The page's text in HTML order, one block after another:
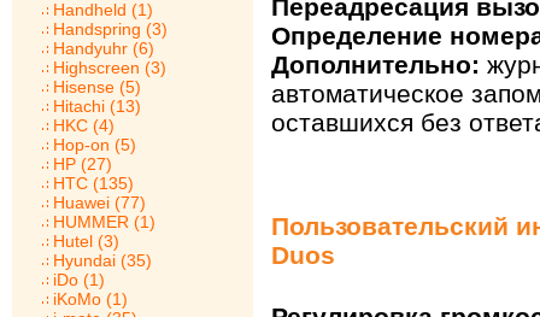
Handheld (1)
Handspring (3)
Handyuhr (6)
Highscreen (3)
Hisense (5)
Hitachi (13)
HKC (4)
Hop-on (5)
HP (27)
HTC (135)
Huawei (77)
HUMMER (1)
Hutel (3)
Hyundai (35)
iDo (1)
iKoMo (1)
Переадресация
Определение
Дополнительно:
автоматическое
оставшихся без
Пользовательский
Duos